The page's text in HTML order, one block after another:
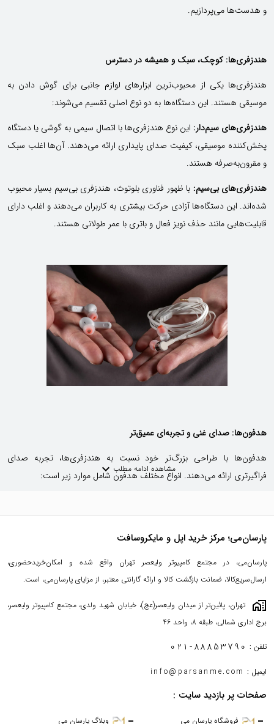
و هدست‌ها می‌پردازیم.
هندزفری‌ها: کوچک، سبک و همیشه در دسترس
هندزفری‌ها یکی از محبوب‌ترین ابزارهای لوازم جانبی برای گوش دادن به
موسیقی هستند. این دستگاه‌ها به دو نوع اصلی تقسیم می‌شوند:
هندزفری‌های سیم‌دار: این نوع هندزفری‌ها با اتصال سیمی به گوشی یا دستگاه
پخش‌کننده موسیقی، کیفیت صدای پایداری ارائه می‌دهند. آن‌ها اغلب سبک
و مقرون‌به‌صرفه هستند.
هندزفری‌های بی‌سیم: با ظهور فناوری بلوتوث، هندزفری‌ بی‌سیم بسیار محبوب
شده‌اند. این دستگاه‌ها آزادی حرکت بیشتری به کاربران می‌دهند و اغلب دارای
قابلیت‌هایی مانند حذف نویز فعال و باتری با عمر طولانی هستند.
هدفون‌ها: صدای غنی و تجربه‌ای عمیق‌تر
هدفون‌ها با طراحی بزرگ‌تر خود نسبت به هندزفری‌ها، تجربه صدای
فراگیرتری ارائه می‌دهند. انواع مختلف هدفون شامل موارد زیر است:
که فقط روی سطح گوش قرار می‌گیرند. آن‌ها سبک‌تر از هدفون‌های دور گوش
هستند و برای استفاده روزمره مناسب‌اند.
هدفون‌های دور گوش (Over-Ear):
این هدفون‌ها تمام محیط خارجی گوش
را می‌پوشانند و به همین دلیل عایق صدای بهتری دارند. این ویژگی آن‌ها را
برای علاقه‌مندان به موسیقی و حرفه‌ای‌ها جذاب کرده است.
مشاهده ادامه مطلب expand_more
پارسان‌می؛ مرکز خرید اپل و مایکروسافت
پارسان‌می، در مجتمع کامپیوتر ولیعصر تهران واقع شده و امکان‌خریدحضوری،
ارسال‌سریع‌کالا، ضمانت بازگشت کالا و ارائه گارانتی معتبر، از مزایای پارسان‌می، است.
maps_home_work
تهران، پائین‌تر از میدان ولیعصر(عج)، خیابان شهید ولدی، مجتمع کامپیوتر ولیعصر،
برج اداری شمالی، طبقه 8، واحد 46
تلفن : 021-88853790
ایمیل : info@parsanme.com
صفحات پر بازدید سایت :
فروشگاه پارسان می وبلاگ پارسان می